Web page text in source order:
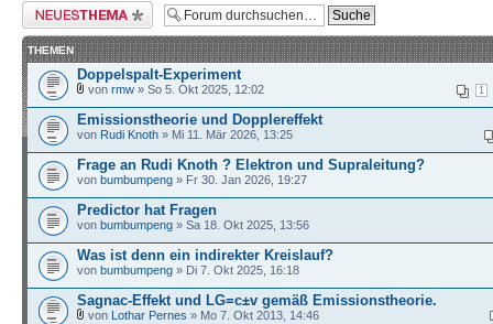
Neues Thema erstellen
THEMEN
Doppelspalt-Experiment
1
von rmw » So 5. Okt 2025, 12:02
Emissionstheorie und Dopplereffekt
von Rudi Knoth » Mi 11. Mär 2026, 13:25
Frage an Rudi Knoth ? Elektron und Supraleitung?
von bumbumpeng » Fr 30. Jan 2026, 19:27
Predictor hat Fragen
von bumbumpeng » Sa 18. Okt 2025, 13:56
Was ist denn ein indirekter Kreislauf?
von bumbumpeng » Di 7. Okt 2025, 16:18
Sagnac-Effekt und LG=c±v gemäß Emissionstheorie.
von Lothar Pernes » Mo 7. Okt 2013, 14:46